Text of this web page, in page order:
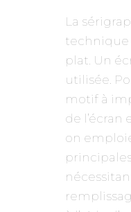
La
technique
plat. Un
utilisée.
motif à
de l’écran
on